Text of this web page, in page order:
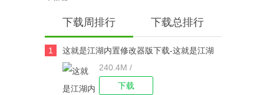
下载周排行 下载总排行
1
这就是江湖内置修改器版下载-这就是江湖
修改版v14.3.0安卓版下载
240.4M /
下载